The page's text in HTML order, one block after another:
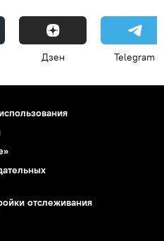
Дзен Telegram
отслеживания